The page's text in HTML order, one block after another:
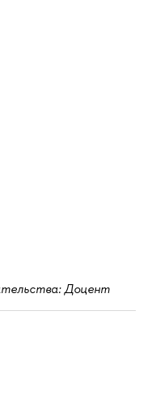
Доцент